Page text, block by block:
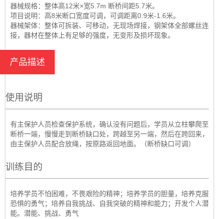
器械规格：整体高12米×宽5.7m 断桥间距5.7米。
项目说明：高8米断口宽度可调，可调距离0.9米-1.6米。
器械架体：整体可拆装、可移动，无现场焊接，钢架体全部螺丝连
接，器材在整体上有足够的强度，无变形及损坏现象。
产品描述
使用说明
有主保护人员检查保护系统，确认没有问题后，学员从立柱攀爬至
断桥一端，慢慢走到断桥缺口处，跨越至另一端，然后在跨回来，
由主保护人员配合放绳，按原路返回地面。（断桥缺口可调）
训练目的
培养学员不怕困难，不畏艰险的精神；培养学员的胆量，培养克服
恐惧的勇气；培养自我挑战、自我突破的精神和能力；开发个人潜
能。潜能、挑战、勇气